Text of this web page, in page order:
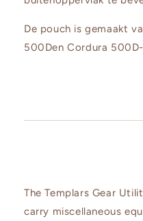
De pouch is gemaakt
500Den Cordura
The Templars Gear
carry miscellaneous